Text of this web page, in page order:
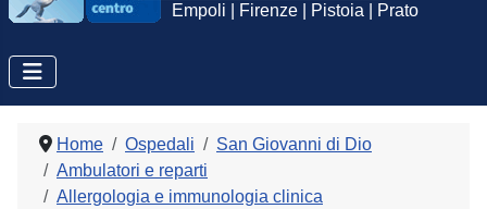
Empoli | Firenze | Pistoia | Prato
Home Ospedali
San Giovanni di Dio
Ambulatori e reparti
Allergologia e immunologia clinica